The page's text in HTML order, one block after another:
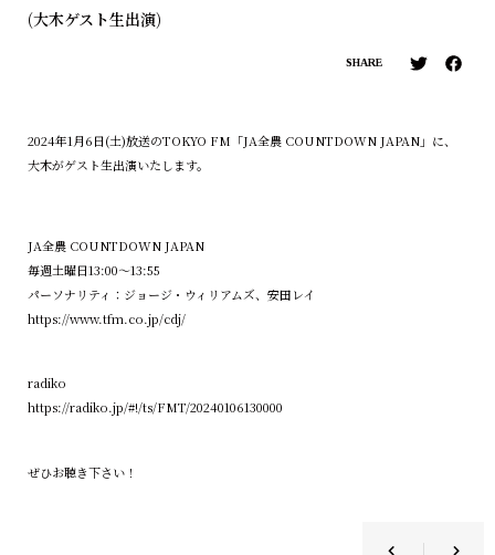
(大木ゲスト生出演)
SHARE
2024年1月6日(土)放送のTOKYO FM「JA全農 COUNTDOWN JAPAN」に、
大木がゲスト生出演いたします。
JA全農 COUNTDOWN JAPAN
毎週土曜日13:00～13:55
パーソナリティ：ジョージ・ウィリアムズ、安田レイ
https://www.tfm.co.jp/cdj/
radiko
https://radiko.jp/#!/ts/FMT/20240106130000
ぜひお聴き下さい！